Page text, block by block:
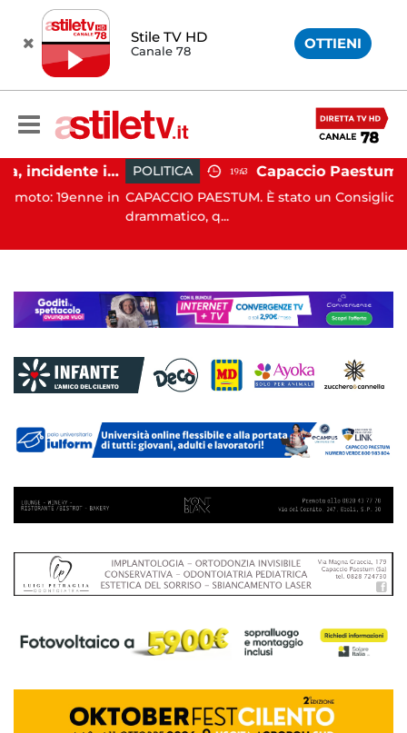
Stile TV HD
Canale 78 OTTIENI
Altavilla Silentina, incidente in moto nella notte: 19enne in prognosi riservata
in
POLITICA 19:43
CAPACCIO PAESTUM. È stato un Consiglio comunale
drammatico, q...